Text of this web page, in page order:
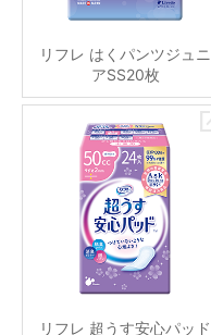
リフレ はくパンツジュニ
アSS20枚
リフレ 超うす安心パッド